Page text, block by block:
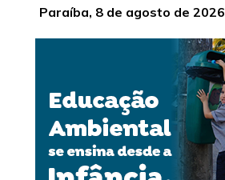
Paraíba, 8 de agosto de 2026